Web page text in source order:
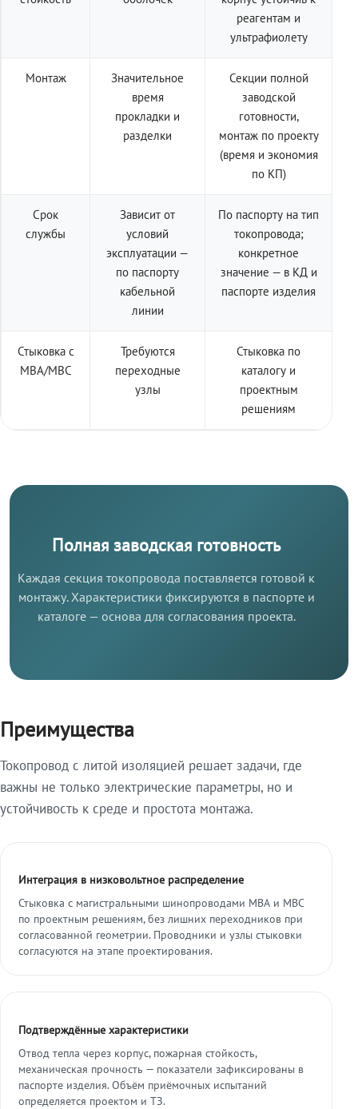
реагентам и
ультрафиолету
Монтаж
Значительное
время
прокладки и
разделки
Секции полной
заводской
готовности,
монтаж по проекту
(время и экономия
по КП)
Срок
службы
Зависит от
условий
эксплуатации —
по паспорту
кабельной
линии
По паспорту на тип
токопровода;
конкретное
значение — в КД и
паспорте изделия
Стыковка с
МВА/МВС
Требуются
переходные
узлы
Стыковка по
каталогу и
проектным
решениям
Полная заводская готовность
Каждая секция токопровода поставляется готовой к
монтажу. Характеристики фиксируются в паспорте и
каталоге — основа для согласования проекта.
Преимущества
Токопровод с литой изоляцией решает задачи, где
важны не только электрические параметры, но и
устойчивость к среде и простота монтажа.
Интеграция в низковольтное распределение
Стыковка с магистральными шинопроводами МВА и МВС
по проектным решениям, без лишних переходников при
согласованной геометрии. Проводники и узлы стыковки
согласуются на этапе проектирования.
Подтверждённые характеристики
Отвод тепла через корпус, пожарная стойкость,
механическая прочность — показатели зафиксированы в
паспорте изделия. Объём приёмочных испытаний
определяется проектом и ТЗ.